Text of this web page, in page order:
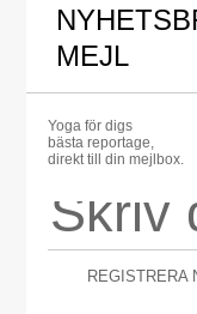
MEJL
Yoga för digs
bästa reportage,
direkt till din mejlbox.
REGISTRERA